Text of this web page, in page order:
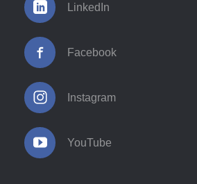
LinkedIn
Facebook
Instagram
YouTube